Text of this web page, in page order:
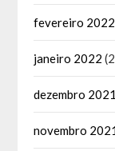
fevereiro 2022
janeiro 2022
dezembro 2021
novembro